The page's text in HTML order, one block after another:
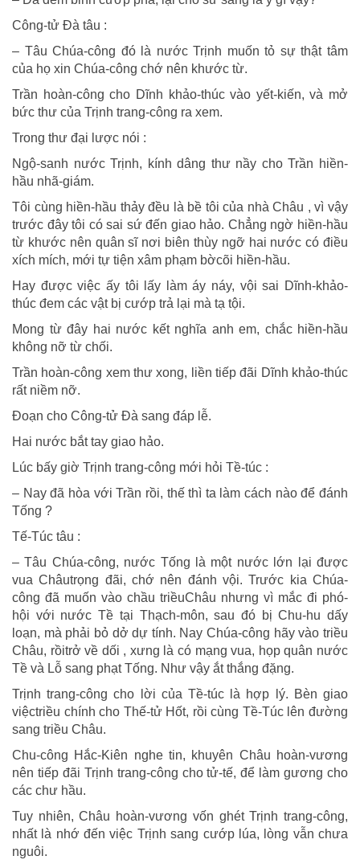
Công-tử Đà tâu :
– Tâu Chúa-công đó là nước Trịnh muốn tỏ sự thật tâm
của họ xin Chúa-công chớ nên khước từ.
Trần hoàn-công cho Dĩnh khảo-thúc vào yết-kiến, và mở
bức thư của Trịnh trang-công ra xem.
Trong thư đại lược nói :
Ngộ-sanh nước Trịnh, kính dâng thư nầy cho Trần hiền-
hầu nhã-giám.
Tôi cùng hiền-hầu thảy đều là bề tôi của nhà Châu , vì vậy
trước đây tôi có sai sứ đến giao hảo. Chẳng ngờ hiền-hầu
từ khước nên quân sĩ nơi biên thùy ngỡ hai nước có điều
xích mích, mới tự tiện xâm phạm bờcõi hiền-hầu.
Hay được việc ấy tôi lấy làm áy náy, vội sai Dĩnh-khảo-
thúc đem các vật bị cướp trả lại mà tạ tội.
Mong từ đây hai nước kết nghĩa anh em, chắc hiền-hầu
không nỡ từ chối.
Trần hoàn-công xem thư xong, liền tiếp đãi Dĩnh khảo-thúc
rất niềm nỡ.
Đoạn cho Công-tử Đà sang đáp lễ.
Hai nước bắt tay giao hảo.
Lúc bấy giờ Trịnh trang-công mới hỏi Tề-túc :
– Nay đã hòa với Trần rồi, thế thì ta làm cách nào để đánh
Tống ?
Tế-Túc tâu :
– Tâu Chúa-công, nước Tống là một nước lớn lại được
vua Châutrọng đãi, chớ nên đánh vội. Trước kia Chúa-
công đã muốn vào chầu triềuChâu nhưng vì mắc đi phó-
hội với nước Tề tại Thạch-môn, sau đó bị Chu-hu dấy
loạn, mà phải bỏ dở dự tính. Nay Chúa-công hãy vào triều
Châu, rồitrở về dối , xưng là có mạng vua, họp quân nước
Tề và Lỗ sang phạt Tống. Như vậy ắt thắng đặng.
Trịnh trang-công cho lời của Tề-túc là hợp lý. Bèn giao
việctriều chính cho Thế-tử Hốt, rồi cùng Tề-Túc lên đường
sang triều Châu.
Chu-công Hắc-Kiên nghe tin, khuyên Châu hoàn-vương
nên tiếp đãi Trịnh trang-công cho tử-tế, để làm gương cho
các chư hầu.
Tuy nhiên, Châu hoàn-vương vốn ghét Trịnh trang-công,
nhất là nhớ đến việc Trịnh sang cướp lúa, lòng vẫn chưa
nguôi.